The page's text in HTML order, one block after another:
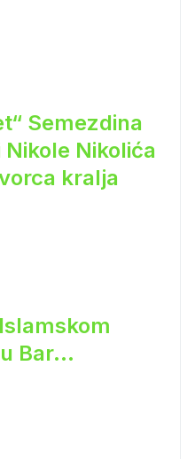
Semezdina
Nikolića
kralja
Bar...